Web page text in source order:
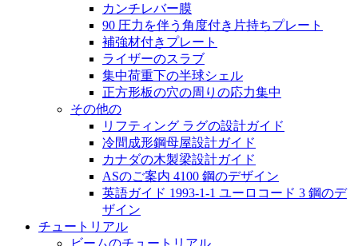
カンチレバー膜
90 圧力を伴う角度付き片持ちプレート
補強材付きプレート
ライザーのスラブ
集中荷重下の半球シェル
正方形板の穴の周りの応力集中
その他の
リフティング ラグの設計ガイド
冷間成形鋼母屋設計ガイド
カナダの木製梁設計ガイド
ASのご案内 4100 鋼のデザイン
英語ガイド 1993-1-1 ユーロコード 3 鋼のデ
ザイン
チュートリアル
ビームのチュートリアル